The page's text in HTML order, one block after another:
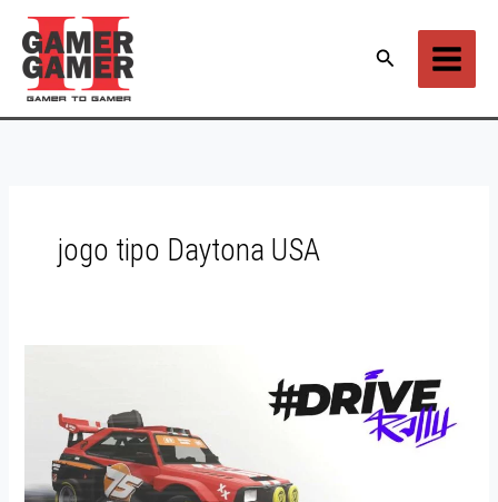
para
conteúdo
Pesquisar
jogo tipo Daytona USA